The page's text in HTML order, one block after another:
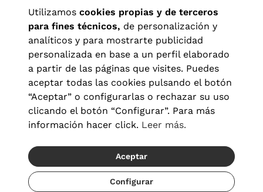
Recíbelo del 18/08 al 20/08
Aviso legal| Política de privacidad Términos y condiciones
Política de cookies|Configuración de cookies
© 2026 Visionlab España
Utilizamos cookies propias y de terceros
para fines técnicos, de personalización y
analíticos y para mostrarte publicidad
personalizada en base a un perfil elaborado
a partir de las páginas que visites. Puedes
aceptar todas las cookies pulsando el botón
“Aceptar” o configurarlas o rechazar su uso
clicando el botón “Configurar”. Para más
información hacer click. Leer más.
Aceptar
Configurar